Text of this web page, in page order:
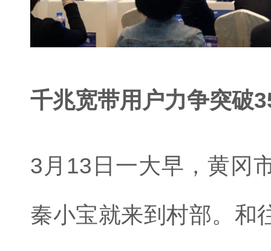
千兆宽带用户力争突破
3月13日一大早，黄冈
秦小宝就来到村部。和